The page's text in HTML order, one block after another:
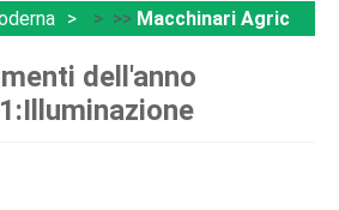
> >> Macchinari Agricoli
dell'anno